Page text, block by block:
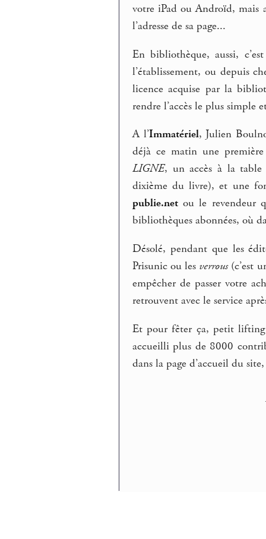
votre iPad ou Androïd, mais
l’adresse de sa page...
En bibliothèque, aussi,
l’établissement, ou depuis
licence acquise par la
rendre l’accès le plus simple
A l’Immatériel, Julien
déjà ce matin une
LIGNE, un accès à la table
dixième du livre), et une
publie.net ou le revendeur
bibliothèques abonnées, où
Désolé, pendant que les
Prisunic ou les verrous(c’est
empêcher de passer votre
retrouvent avec le service
Et pour fêter ça, petit
accueilli plus de 8000
dans la page d’accueil du